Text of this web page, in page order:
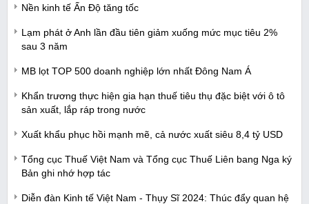
Nền kinh tế Ấn Độ tăng tốc
Lạm phát ở Anh lần đầu tiên giảm xuống mức mục tiêu 2%
sau 3 năm
MB lọt TOP 500 doanh nghiệp lớn nhất Đông Nam Á
Khẩn trương thực hiện gia hạn thuế tiêu thụ đặc biệt với ô tô
sản xuất, lắp ráp trong nước
Xuất khẩu phục hồi mạnh mẽ, cả nước xuất siêu 8,4 tỷ USD
Tổng cục Thuế Việt Nam và Tổng cục Thuế Liên bang Nga ký
Bản ghi nhớ hợp tác
Diễn đàn Kinh tế Việt Nam - Thụy Sĩ 2024: Thúc đẩy quan hệ